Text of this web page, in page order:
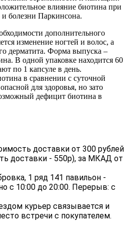
влияние биотина при
и болезни Паркинсона.
дополнительного
изменение ногтей и волос, а
дерматита. Форма выпуска –
В одной упаковке находится 60
по 1 капсуле в день.
в сравнении с суточной
для здоровья, но зато
дефицит биотина в
доставки от 300 рублей
доставки - 550р), за МКАД от
1 ряд 141 павильон -
с 10:00 до 20:00. Перерыв: с
курьер связывается и
встречи с покупателем.